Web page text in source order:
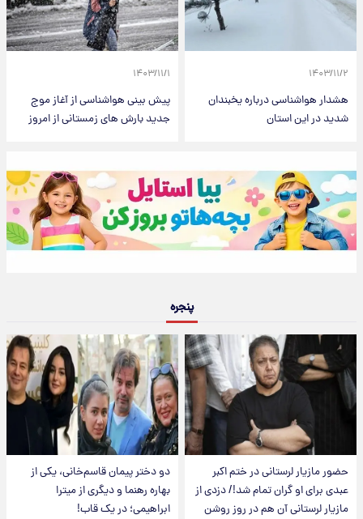
۱۴۰۳/۱۱/۲
هشدار هواشناسی درباره یخبندان
شدید در این استان
۱۴۰۳/۱۱/۱
پیش بینی هواشناسی از آغاز موج
جدید بارش های زمستانی از امروز
پنجره
حضور مازیار لرستانی در ختم اکبر
عبدی برای او گران تمام شد!/ دزدی از
مازیار لرستانی آن هم در روز روشن
دو دختر پیمان قاسم‌خانی، یکی از
بهاره رهنما و دیگری از میترا
ابراهیمی؛ در یک قاب!